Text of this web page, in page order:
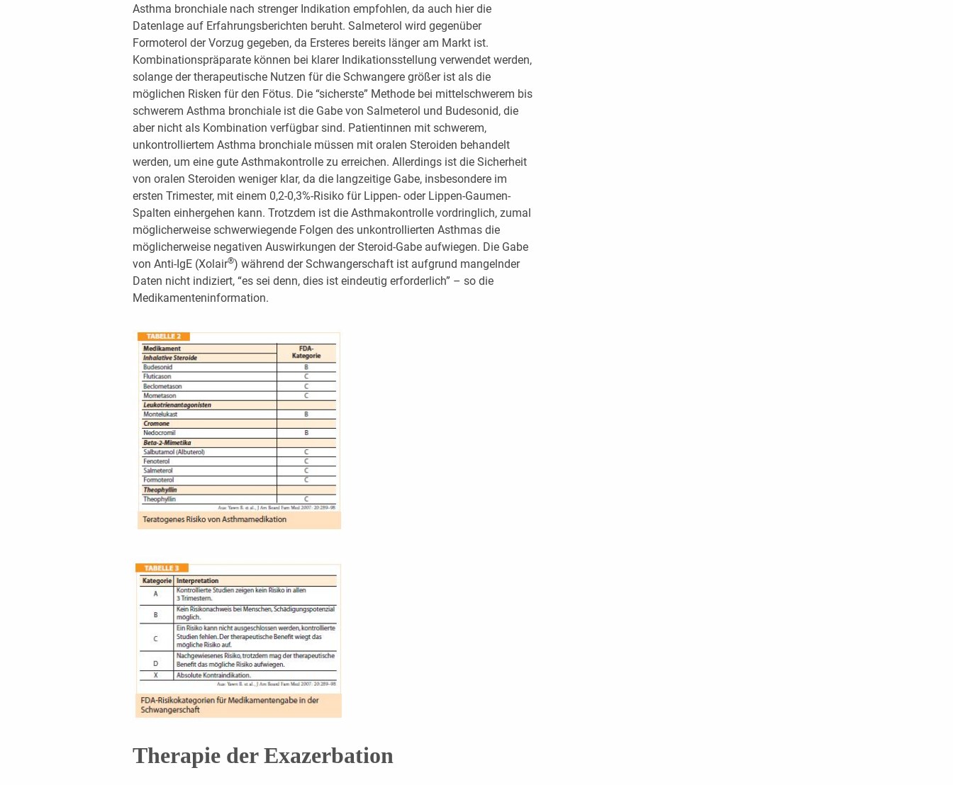
Asthma bronchiale nach strenger Indikation empfohlen, da auch hier die
Datenlage auf Erfahrungsberichten beruht. Salmeterol wird gegenüber
Formoterol der Vorzug gegeben, da Ersteres bereits länger am Markt ist.
Kombinationspräparate können bei klarer Indikationsstellung verwendet werden,
solange der therapeutische Nutzen für die Schwangere größer ist als die
möglichen Risken für den Fötus. Die “sicherste” Methode bei mittelschwerem bis
schwerem Asthma bronchiale ist die Gabe von Salmeterol und Budesonid, die
aber nicht als Kombination verfügbar sind. Patientinnen mit schwerem,
unkontrolliertem Asthma bronchiale müssen mit oralen Steroiden behandelt
werden, um eine gute Asthmakontrolle zu erreichen. Allerdings ist die Sicherheit
von oralen Steroiden weniger klar, da die langzeitige Gabe, insbesondere im
ersten Trimester, mit einem 0,2-0,3%-Risiko für Lippen- oder Lippen-Gaumen-
Spalten einhergehen kann. Trotzdem ist die Asthmakontrolle vordringlich, zumal
möglicherweise schwerwiegende Folgen des unkontrollierten Asthmas die
möglicherweise negativen Auswirkungen der Steroid-Gabe aufwiegen. Die Gabe
von Anti-IgE (Xolair®) während der Schwangerschaft ist aufgrund mangelnder
Daten nicht indiziert, “es sei denn, dies ist eindeutig erforderlich” – so die
Medikamenteninformation.
Therapie der Exazerbation